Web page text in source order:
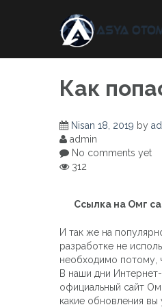
Как
Nisan 18, 2019 by
admin
No comments yet
312
Ссылка на Омг
И так же на
разработке не
необходимо потому,
В наши дни
официальный сайт
какие обновления